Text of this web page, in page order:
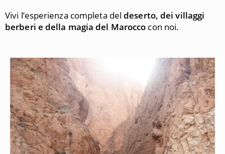
Vivi l’esperienza completa deldeserto, dei villaggi
berberi e della magia del Marocco con noi.